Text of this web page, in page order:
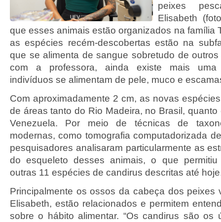
peixes
Elisabeth
que esses animais estão organizados na família
as espécies recém-descobertas estão na
que se alimenta de sangue sobretudo de
com a professora, ainda existe mais uma
indivíduos se alimentam de pele, muco e
Com aproximadamente 2 cm, as novas
de áreas tanto do Rio Madeira, no Brasil,
Venezuela. Por meio de técnicas de
modernas, como tomografia computadorizada
pesquisadores analisaram particularmente as
do esqueleto desses animais, o que permitiu
outras 11 espécies de candirus descritas até
Principalmente os ossos da cabeça dos peixes
Elisabeth, estão relacionados e permitem
sobre o hábito alimentar. “Os candirus são os